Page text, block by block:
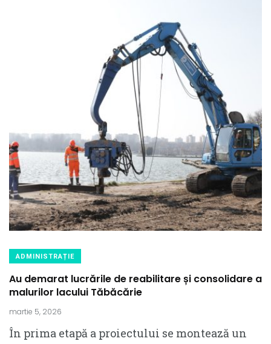
ADMINISTRAȚIE
Au demarat lucrările de reabilitare și consolidare a
malurilor lacului Tăbăcărie
martie 5, 2026
În prima etapă a proiectului se montează un